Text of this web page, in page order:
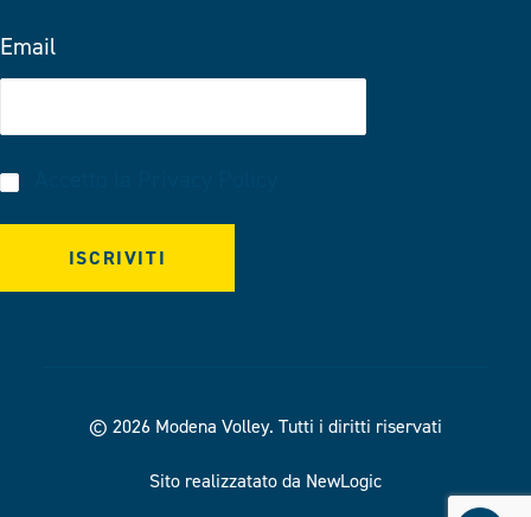
Email
© 2026 Modena Volley. Tutti i diritti riservati
Sito realizzatato da NewLogic